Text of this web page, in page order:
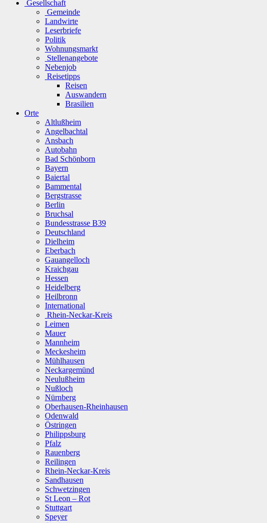
Gesellschaft
Gemeinde
Landwirte
Leserbriefe
Politik
Wohnungsmarkt
Stellenangebote
Nebenjob
Reisetipps
Reisen
Auswandern
Brasilien
Orte
Altlußheim
Angelbachtal
Ansbach
Autobahn
Bad Schönborn
Bayern
Baiertal
Bammental
Bergstrasse
Berlin
Bruchsal
Bundesstrasse B39
Deutschland
Dielheim
Eberbach
Gauangelloch
Kraichgau
Hessen
Heidelberg
Heilbronn
International
Rhein-Neckar-Kreis
Leimen
Mauer
Mannheim
Meckesheim
Mühlhausen
Neckargemünd
Neulußheim
Nußloch
Nürnberg
Oberhausen-Rheinhausen
Odenwald
Östringen
Philippsburg
Pfalz
Rauenberg
Reilingen
Rhein-Neckar-Kreis
Sandhausen
Schwetzingen
St Leon – Rot
Stuttgart
Speyer